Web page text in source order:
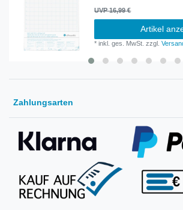
UVP 16,99 €
Artikel
*inkl. ges. MwSt. zzgl.
Zahlungsarten